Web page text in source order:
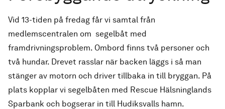
Vid 13-tiden på fredag får vi samtal från
medlemscentralen om segelbåt med
framdrivningsproblem. Ombord finns två personer och
två hundar. Drevet rasslar när backen läggs i så man
stänger av motorn och driver tillbaka in till bryggan. På
plats kopplar vi segelbåten med Rescue Hälsninglands
Sparbank och bogserar in till Hudiksvalls hamn.